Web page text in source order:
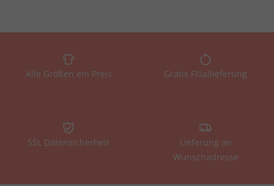
Alle Größen ein Preis Gratis Filiallieferung
SSL Datensicherheit
Lieferung an
Wunschadresse